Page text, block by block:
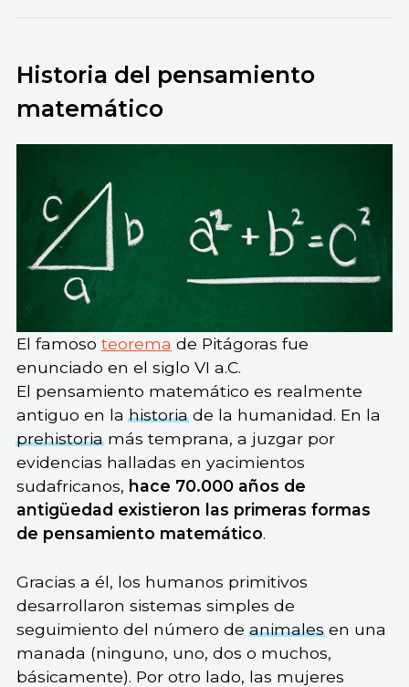
Historia del pensamiento
matemático
El famoso teorema de Pitágoras fue
enunciado en el siglo VI a.C.
El pensamiento matemático es realmente
antiguo en lahistoriade la humanidad. En la
prehistoriamás temprana, a juzgar por
evidencias halladas en yacimientos
sudafricanos, hace 70.000 años de
antigüedad existieron las primeras formas
de pensamiento matemático.
Gracias a él, los humanos primitivos
desarrollaron sistemas simples de
seguimiento del número deanimalesen una
manada (ninguno, uno, dos o muchos,
básicamente). Por otro lado, las mujeres